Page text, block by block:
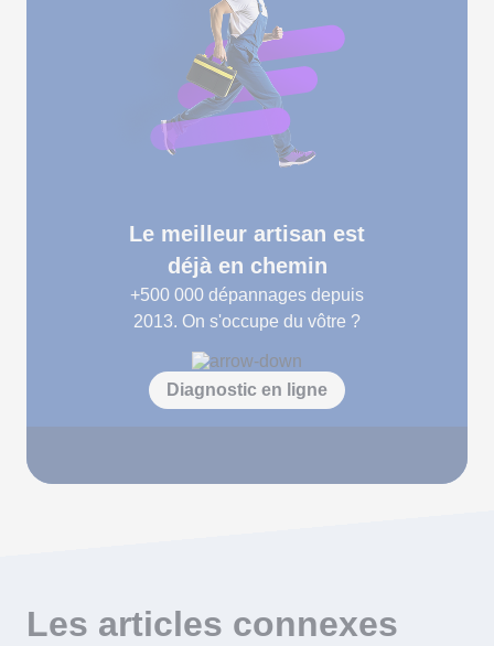
Le meilleur artisan est
déjà en chemin
+500 000 dépannages depuis
2013. On s'occupe du vôtre ?
Diagnostic en ligne
Les articles connexes